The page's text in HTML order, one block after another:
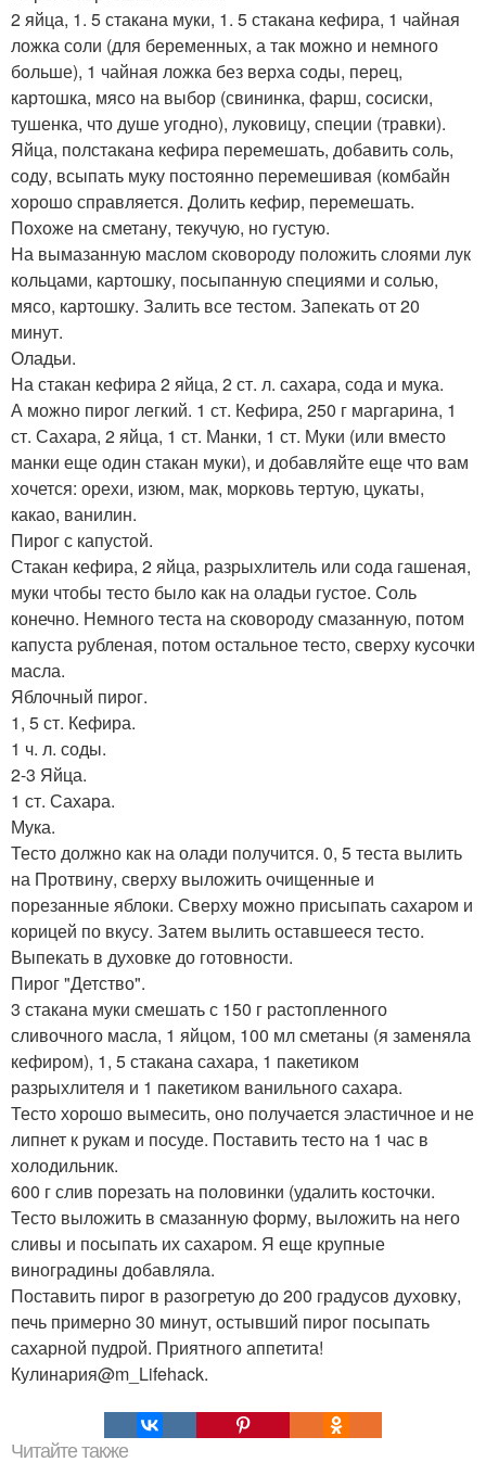
2 яйца, 1. 5 стакана муки, 1. 5 стакана кефира, 1 чайная
ложка соли (для беременных, а так можно и немного
больше), 1 чайная ложка без верха соды, перец,
картошка, мясо на выбор (свининка, фарш, сосиски,
тушенка, что душе угодно), луковицу, специи (травки).
Яйца, полстакана кефира перемешать, добавить соль,
соду, всыпать муку постоянно перемешивая (комбайн
хорошо справляется. Долить кефир, перемешать.
Похоже на сметану, текучую, но густую.
На вымазанную маслом сковороду положить слоями лук
кольцами, картошку, посыпанную специями и солью,
мясо, картошку. Залить все тестом. Запекать от 20
минут.
Оладьи.
На стакан кефира 2 яйца, 2 ст. л. сахара, сода и мука.
А можно пирог легкий. 1 ст. Кефира, 250 г маргарина, 1
ст. Сахара, 2 яйца, 1 ст. Манки, 1 ст. Муки (или вместо
манки еще один стакан муки), и добавляйте еще что вам
хочется: орехи, изюм, мак, морковь тертую, цукаты,
какао, ванилин.
Пирог с капустой.
Стакан кефира, 2 яйца, разрыхлитель или сода гашеная,
муки чтобы тесто было как на оладьи густое. Соль
конечно. Немного теста на сковороду смазанную, потом
капуста рубленая, потом остальное тесто, сверху кусочки
масла.
Яблочный пирог.
1, 5 ст. Кефира.
1 ч. л. соды.
2-3 Яйца.
1 ст. Сахара.
Мука.
Тесто должно как на олади получится. 0, 5 теста вылить
на Протвину, сверху выложить очищенные и
порезанные яблоки. Сверху можно присыпать сахаром и
корицей по вкусу. Затем вылить оставшееся тесто.
Выпекать в духовке до готовности.
Пирог "Детство".
3 стакана муки смешать с 150 г растопленного
сливочного масла, 1 яйцом, 100 мл сметаны (я заменяла
кефиром), 1, 5 стакана сахара, 1 пакетиком
разрыхлителя и 1 пакетиком ванильного сахара.
Тесто хорошо вымесить, оно получается эластичное и не
липнет к рукам и посуде. Поставить тесто на 1 час в
холодильник.
600 г слив порезать на половинки (удалить косточки.
Тесто выложить в смазанную форму, выложить на него
сливы и посыпать их сахаром. Я еще крупные
виноградины добавляла.
Поставить пирог в разогретую до 200 градусов духовку,
печь примерно 30 минут, остывший пирог посыпать
сахарной пудрой. Приятного аппетита!
Кулинария@m_Lifehack.
Читайте также